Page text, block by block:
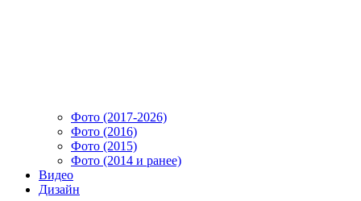
Фото (2017-2026)
Фото (2016)
Фото (2015)
Фото (2014 и ранее)
Видео
Дизайн